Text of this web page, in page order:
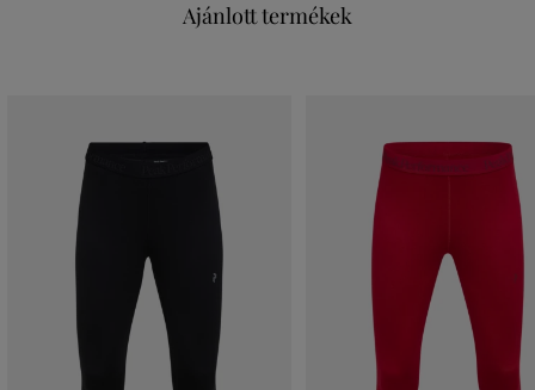
Ajánlott termékek